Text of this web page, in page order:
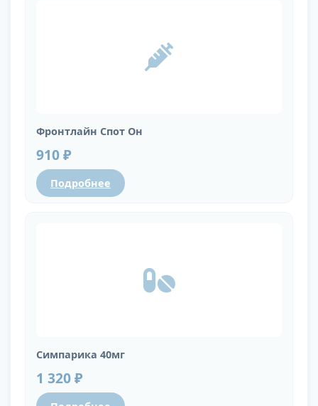
Фронтлайн Спот Он
910 ₽
Подробнее
Симпарика 40мг
1 320 ₽